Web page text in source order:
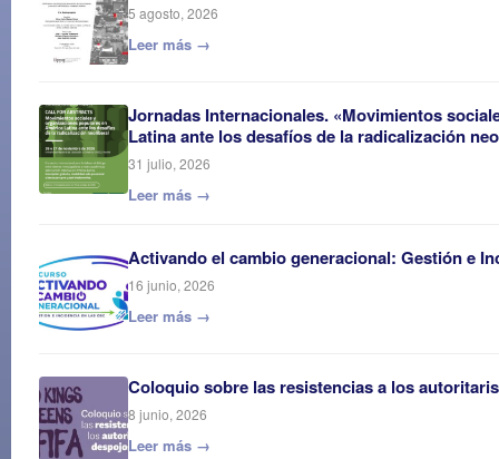
5 agosto, 2026
Leer más →
Jornadas Internacionales. «Movimientos
Latina ante los desafíos de la radicalización
31 julio, 2026
Leer más →
Activando el cambio generacional: Gestión e
16 junio, 2026
Leer más →
Coloquio sobre las resistencias a los
8 junio, 2026
Leer más →